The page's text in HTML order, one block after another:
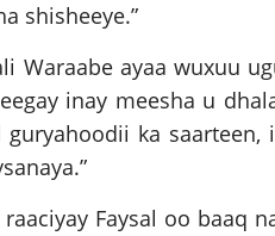
shisheeye.”
Waraabe ayaa wuxuu
inay meesha u
ka saarteen,
Faysal oo baaq